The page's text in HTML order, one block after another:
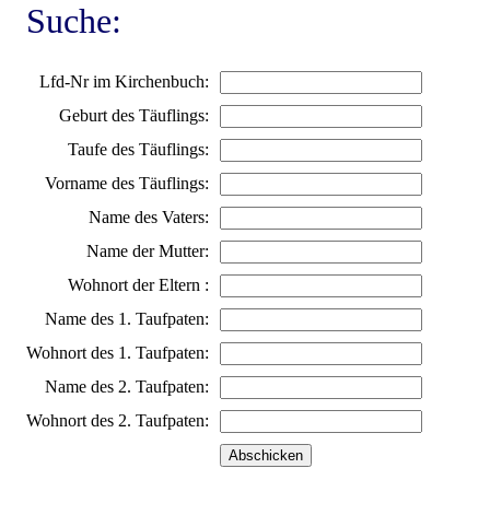
Suche:
Lfd-Nr im Kirchenbuch:
Geburt des Täuflings:
Taufe des Täuflings:
Vorname des Täuflings:
Name des Vaters:
Name der Mutter:
Wohnort der Eltern :
Name des 1. Taufpaten:
Wohnort des 1. Taufpaten:
Name des 2. Taufpaten:
Wohnort des 2. Taufpaten: